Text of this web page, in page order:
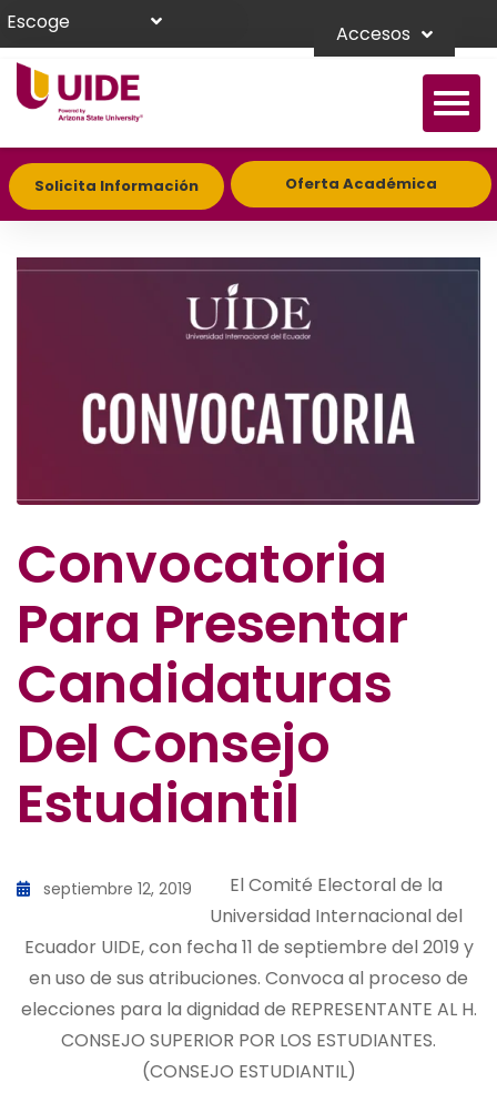
Escoge Accesos
Solicita Información Oferta Académica
Convocatoria
Para Presentar
Candidaturas
Del Consejo
Estudiantil
septiembre 12, 2019
El Comité Electoral de la
Universidad Internacional del
Ecuador UIDE, con fecha 11 de septiembre del 2019 y
en uso de sus atribuciones. Convoca al proceso de
elecciones para la dignidad de REPRESENTANTE AL H.
CONSEJO SUPERIOR POR LOS ESTUDIANTES.
(CONSEJO ESTUDIANTIL)